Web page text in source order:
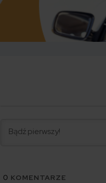
0 KOMENTARZE